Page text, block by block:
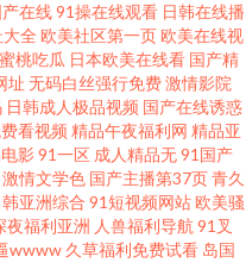
在线91操在线观看 日韩在线播
全 欧美社区第一页欧美在线视
桃吃瓜 日本欧美在线看 国产精
址 无码白丝强行免费激情影院
日韩成人极品视频 国产在线诱惑
看视频 精品午夜福利网 精品亚
影91一区 成人精品无91国产
激情文学色 国产主播第37页青久
亚洲综合 91短视频网站欧美骚
夜福利亚洲 人兽福利导航 91叉
wwww 久草福利免费试看 岛国